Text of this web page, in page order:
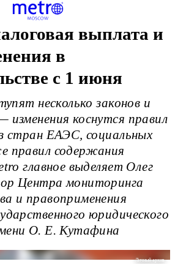
выплата и
в
с 1 июня
несколько законов и
изменения коснутся правил
стран ЕАЭС, социальных
правил содержания
главное выделяет Олег
Центра мониторинга
и правоприменения
юридического
О. Е. Кутафина
Личный архив